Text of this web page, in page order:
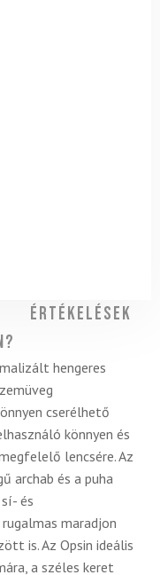
Értékelések
hengeres
cserélhető
könnyen és
lencsére. Az
archab és a puha
és
maradjon
is. Az Opsin ideális
a széles keret